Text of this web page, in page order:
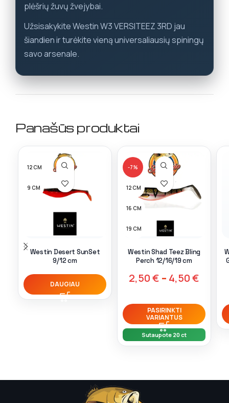
plėšrių žuvų žvejybai.
Užsisakykite Westin W3 VERSITEEZ 3RD jau
šiandien ir turėkite vieną universaliausių spiningų
savo arsenale.
Panašūs produktai
12 CM
9 CM
Westin Desert SunSet
9/12 cm
DAUGIAU
-7%
12 CM
16 CM
19 CM
9 CM
Westin Shad Teez Bling
Perch 12/16/19 cm
2,50€ – 4,50€
PASIRINKTI
VARIANTUS
Sutaupote 20 ct